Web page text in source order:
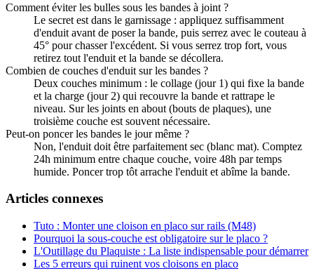
Comment éviter les bulles sous les bandes à joint ?
Le secret est dans le garnissage : appliquez suffisamment
d'enduit avant de poser la bande, puis serrez avec le couteau à
45° pour chasser l'excédent. Si vous serrez trop fort, vous
retirez tout l'enduit et la bande se décollera.
Combien de couches d'enduit sur les bandes ?
Deux couches minimum : le collage (jour 1) qui fixe la bande
et la charge (jour 2) qui recouvre la bande et rattrape le
niveau. Sur les joints en about (bouts de plaques), une
troisième couche est souvent nécessaire.
Peut-on poncer les bandes le jour même ?
Non, l'enduit doit être parfaitement sec (blanc mat). Comptez
24h minimum entre chaque couche, voire 48h par temps
humide. Poncer trop tôt arrache l'enduit et abîme la bande.
Articles connexes
Tuto : Monter une cloison en placo sur rails (M48)
Pourquoi la sous-couche est obligatoire sur le placo ?
L'Outillage du Plaquiste : La liste indispensable pour démarrer
Les 5 erreurs qui ruinent vos cloisons en placo